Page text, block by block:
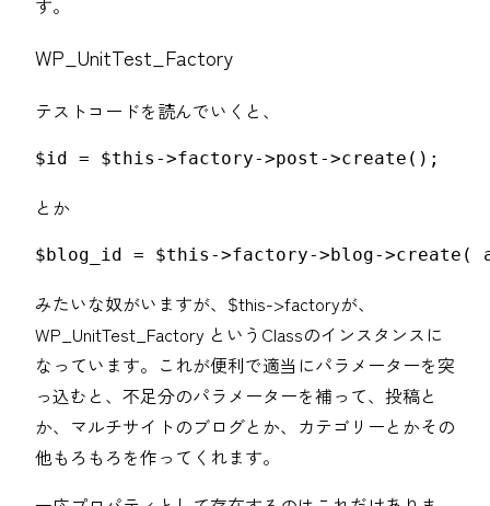
す。
WP_UnitTest_Factory
テストコードを読んでいくと、
$id = $this->factory->post->create();
とか
$blog_id = $this->factory->blog-
みたいな奴がいますが、$this->factoryが、
WP_UnitTest_Factory というClassのインスタンスに
なっています。これが便利で適当にパラメーターを突
っ込むと、不足分のパラメーターを補って、投稿と
か、マルチサイトのブログとか、カテゴリーとかその
他もろもろを作ってくれます。